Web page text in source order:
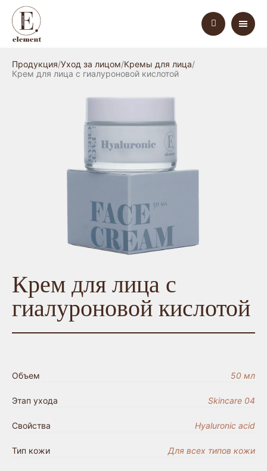
Продукция Уход за лицом Кремы для лица
Крем для лица с гиалуроновой кислотой
Крем для лица с
гиалуроновой кислотой
Объем 50 мл
Этап ухода Skincare 04
Свойства Hyaluronic acid
Тип кожи Для всех типов кожи